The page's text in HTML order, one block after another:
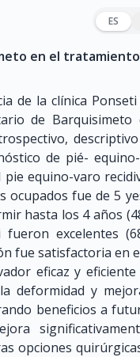
ES
en el
de la clínica
de Barquisimeto
de pié-
equino-varo
ocupados fue de 5
hasta los 4 años
excelentes
fue satisfactoria en
eficaz y
deformidad y
beneficios a
opciones